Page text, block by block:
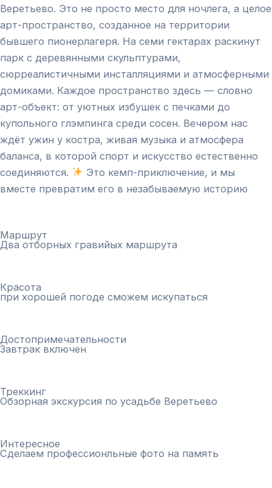
Веретьево. Это не просто место для ночлега, а целое
арт-пространство, созданное на территории
бывшего пионерлагеря. На семи гектарах раскинут
парк с деревянными скульптурами,
сюрреалистичными инсталляциями и атмосферными
домиками. Каждое пространство здесь — словно
арт-объект: от уютных избушек с печками до
купольного глэмпинга среди сосен. Вечером нас
ждёт ужин у костра, живая музыка и атмосфера
баланса, в которой спорт и искусство естественно
соединяются.
Это кемп-приключение, и мы
вместе превратим его в незабываемую историю
Маршрут
Два отборных гравийых маршрута
Красота
при хорошей погоде сможем искупаться
Достопримечательности
Завтрак включен
Треккинг
Обзорная экскурсия по усадьбе Веретьево
Интересное
Сделаем профессионльные фото на память